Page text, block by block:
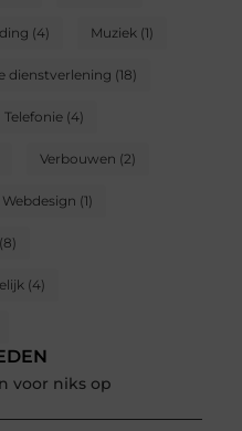
(4) Muziek (1)
dienstverlening (18)
Telefonie(4)
Verbouwen (2)
Webdesign (1)
(8)
(4)
voor niks op